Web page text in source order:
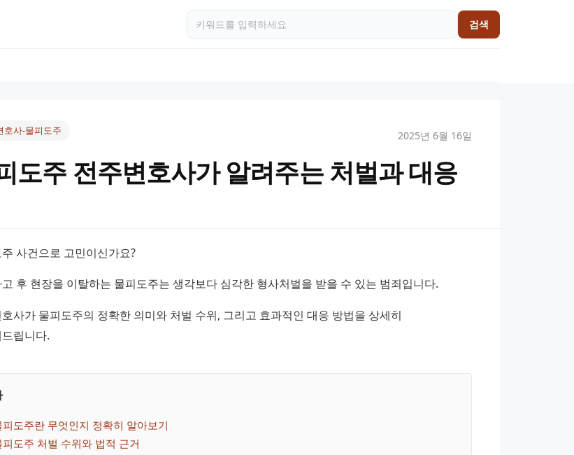
검색
호사-물피도주 2025년 6월 16일
도주 전주변호사가 알려주는 처벌과 대응
사건으로 고민이신가요?
후 현장을 이탈하는 물피도주는 생각보다 심각한 형사처벌을 받을 수 있는 범죄입니다.
사가 물피도주의 정확한 의미와 처벌 수위, 그리고 효과적인 대응 방법을 상세히
립니다.
피도주란 무엇인지 정확히 알아보기
피도주 처벌 수위와 법적 근거